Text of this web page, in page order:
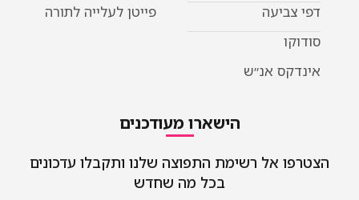
אנ״ש
פייטן לעלייה לתורה
הישארו מעודכנים
אל רשימת התפוצה שלנו ותקבלו עדכונים
בכל מה שחדש